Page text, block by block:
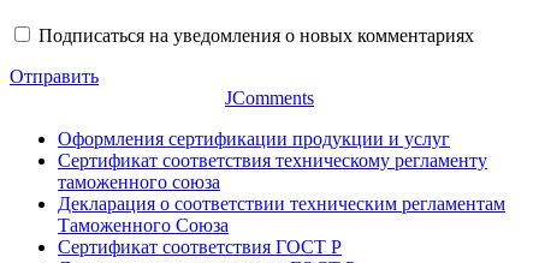
Подписаться на уведомления о новых комментариях
Отправить
JComments
Оформления сертификации продукции и услуг
Сертификат соответствия техническому регламенту
таможенного союза
Декларация о соответствии техническим регламентам
Таможенного Союза
Сертификат соответствия ГОСТ Р